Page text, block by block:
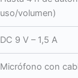
uso/volumen)
DC 9 V – 1,5 A
Micrófono con